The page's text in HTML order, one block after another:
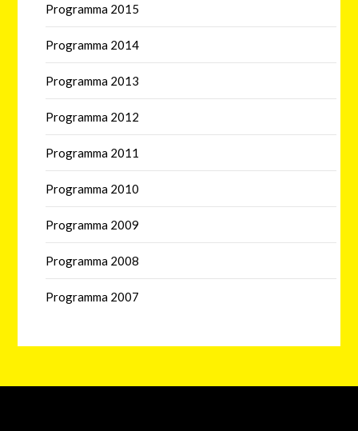
Programma 2015
Programma 2014
Programma 2013
Programma 2012
Programma 2011
Programma 2010
Programma 2009
Programma 2008
Programma 2007